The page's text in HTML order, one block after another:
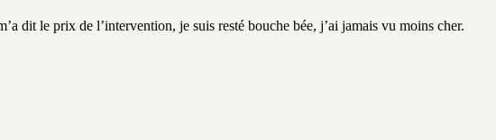
dit le prix de l’intervention, je suis resté bouche bée, j’ai jamais vu moins cher.